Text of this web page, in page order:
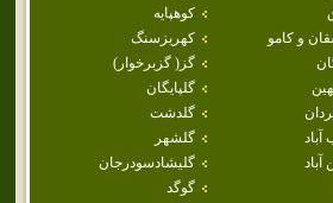
كوهپايه
و كامو
كهريزسنگ
گز( گزبرخوار)
گلپايگان
گلدشت
آباد
گلشهر
گليشادسودرجان
گوگد